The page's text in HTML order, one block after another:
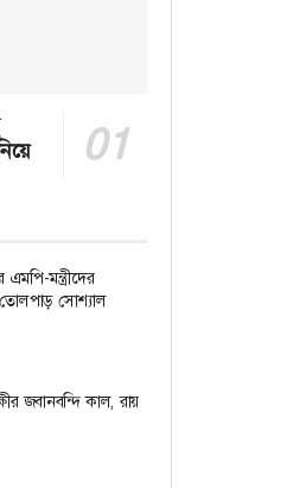
মন্ত্রীদের
সোশ্যাল
জবানবন্দি কাল, রায়